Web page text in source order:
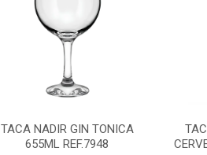
TACA NADIR GIN TONICA
655ML REF.7948